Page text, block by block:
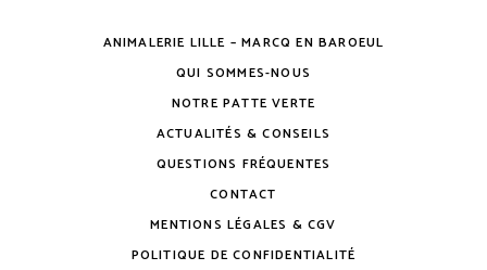
ANIMALERIE LILLE – MARCQ EN BAROEUL
QUI SOMMES-NOUS
NOTRE PATTE VERTE
ACTUALITÉS & CONSEILS
QUESTIONS FRÉQUENTES
CONTACT
MENTIONS LÉGALES & CGV
POLITIQUE DE CONFIDENTIALITÉ